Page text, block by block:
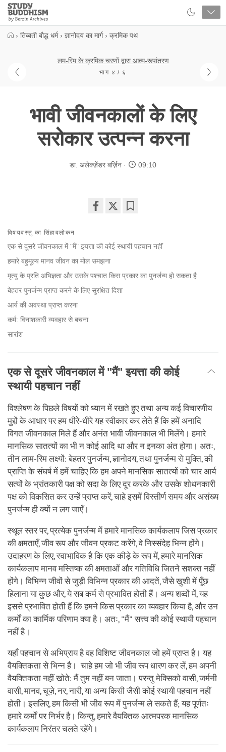
Close
Study
Buddhism
› तिब्बती बौद्ध धर्म › ज्ञानोदय का मार्ग › क्रमिक पथ
लम-रिम के क्रमिक चरणों द्वारा आत्म-रूपांतरण
भाग ४ / ६
भावी जीवनकालों के लिए
सरोकार उत्पन्न करना
डा. अलेक्ज़ेंडर बर्ज़िन 09:10
facebook
विषयवस्तु का सिंहावलोकन
एक से दूसरे जीवनकाल में "मैं" इयत्ता की कोई स्थायी पहचान नहीं
हमारे बहुमूल्य मानव जीवन का मोल समझना
मृत्यु के प्रति अभिज्ञता और उसके पश्चात किस प्रकार का पुनर्जन्म हो सकता है
बेहतर पुनर्जन्म प्राप्त करने के लिए सुरक्षित दिशा
आर्य की अवस्था प्राप्त करना
कर्म: विनाशकारी व्यवहार से बचना
सारांश
एक से दूसरे जीवनकाल में "मैं" इयत्ता की कोई
स्थायी पहचान नहीं
विश्लेषण के पिछले विषयों को ध्यान में रखते हुए तथा अन्य कई विचारणीय
मुद्दों के आधार पर हम धीरे-धीरे यह स्वीकार कर लेते हैं कि हमें अनादि
विगत जीवनकाल मिले हैं और अनंत भावी जीवनकाल भी मिलेंगे। हमारे
मानसिक सातत्यों का भी न कोई आदि था और न इनका अंत होगा। अतः,
तीन लाम-रिम लक्ष्यों: बेहतर पुनर्जन्म, ज्ञानोदय, तथा पुनर्जन्म से मुक्ति, की
प्राप्ति के संघर्ष में हमें चाहिए कि हम अपने मानसिक सातत्यों को चार आर्य
सत्यों के भ्रांतकारी पक्ष को सदा के लिए दूर करके और उसके शोधनकारी
पक्ष को विकसित कर उन्हें प्राप्त करें, चाहे इसमें विस्तीर्ण समय और असंख्य
पुनर्जन्म ही क्यों न लग जाएँ।
स्थूल स्तर पर, प्रत्येक पुनर्जन्म में हमारे मानसिक कार्यकलाप जिस प्रकार
की क्षमताएँ, जीव रूप और जीवन प्रकट करेंगे, वे निस्संदेह भिन्न होंगे।
उदाहरण के लिए, स्वाभाविक है कि एक कीड़े के रूप में, हमारे मानसिक
कार्यकलाप मानव मस्तिष्क की क्षमताओं और गतिविधि जितने सशक्त नहीं
होंगे। विभिन्न जीवों से जुड़ी विभिन्न प्रकार की आदतें, जैसे खुशी में पूँछ
हिलाना या कुछ और, ये सब कर्म से प्रभावित होती हैं। अन्य शब्दों में, यह
इससे प्रभावित होती हैं कि हमने किस प्रकार का व्यवहार किया है, और उन
कर्मों का कार्मिक परिणाम क्या है। अतः, "मैं" सत्त्व की कोई स्थायी पहचान
नहीं है।
यहॉं पहचान से अभिप्राय है वह विशिष्ट जीवनकाल जो हमें प्राप्त है। यह
वैयक्तिकता से भिन्न है। चाहे हम जो भी जीव रूप धारण कर लें, हम अपनी
वैयक्तिकता नहीं खोते: मैं तुम नहीं बन जाता। परन्तु मेक्सिको वासी, जर्मनी
वासी, मानव, चूज़े, नर, नारी, या अन्य किसी जैसी कोई स्थायी पहचान नहीं
होती। इसलिए, हम किसी भी जीव रूप में पुनर्जन्म ले सकते हैं; यह पूर्णतः
हमारे कर्मों पर निर्भर है। किन्तु, हमारे वैयक्तिक आत्मपरक मानसिक
कार्यकलाप निरंतर चलते रहेंगे।